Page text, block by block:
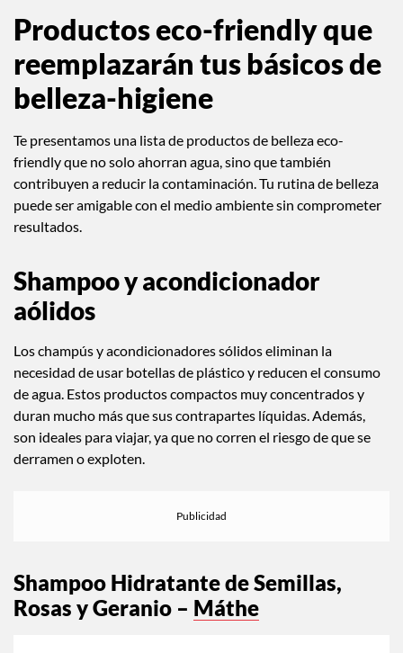
Productos eco-friendly que
reemplazarán tus básicos de
belleza-higiene
Te presentamos una lista de productos de belleza eco-
friendly que no solo ahorran agua, sino que también
contribuyen a reducir la contaminación. Tu rutina de belleza
puede ser amigable con el medio ambiente sin comprometer
resultados.
Shampoo y acondicionador
aólidos
Los champús y acondicionadores sólidos eliminan la
necesidad de usar botellas de plástico y reducen el consumo
de agua. Estos productos compactos muy concentrados y
duran mucho más que sus contrapartes líquidas. Además,
son ideales para viajar, ya que no corren el riesgo de que se
derramen o exploten.
Shampoo Hidratante de Semillas,
Rosas y Geranio – Máthe